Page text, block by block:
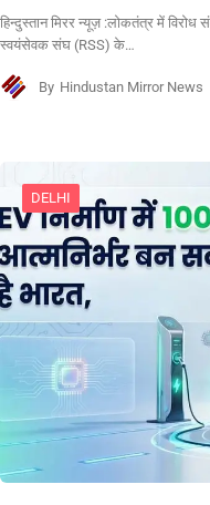
हिन्दुस्तान मिरर न्यूज़ :लोकतंत्र में विरोध
स्वयंसेवक संघ (RSS) के…
By Hindustan Mirror News
DELHI